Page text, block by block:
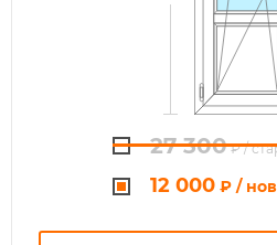
27 300 ₽/
12 000 ₽/